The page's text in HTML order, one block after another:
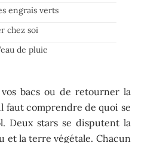
engrais verts
chez soi
de pluie
bacs ou de retourner la
faut comprendre de quoi se
Deux stars se disputent la
et la terre végétale. Chacun